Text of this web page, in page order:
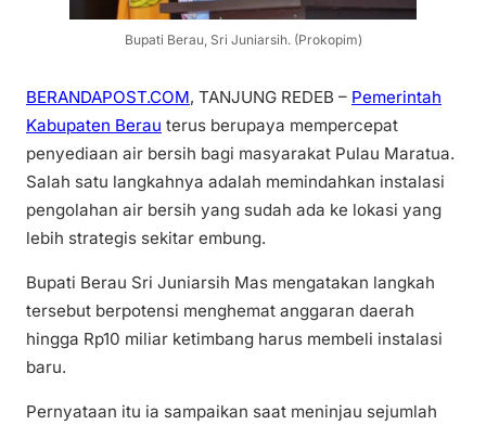
Bupati Berau, Sri Juniarsih. (Prokopim)
BERANDAPOST.COM, TANJUNG REDEB – Pemerintah
Kabupaten Berau terus berupaya mempercepat
penyediaan air bersih bagi masyarakat Pulau Maratua.
Salah satu langkahnya adalah memindahkan instalasi
pengolahan air bersih yang sudah ada ke lokasi yang
lebih strategis sekitar embung.
Bupati Berau Sri Juniarsih Mas mengatakan langkah
tersebut berpotensi menghemat anggaran daerah
hingga Rp10 miliar ketimbang harus membeli instalasi
baru.
Pernyataan itu ia sampaikan saat meninjau sejumlah